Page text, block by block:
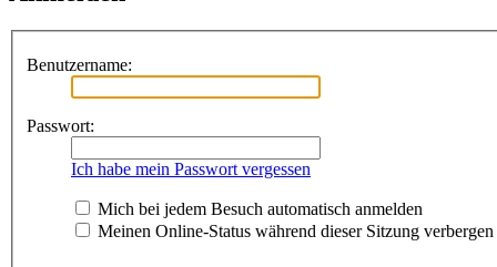
Benutzername:
Passwort:
Ich habe mein Passwort vergessen
Mich bei jedem Besuch automatisch anmelden
Meinen Online-Status während dieser Sitzung verbergen